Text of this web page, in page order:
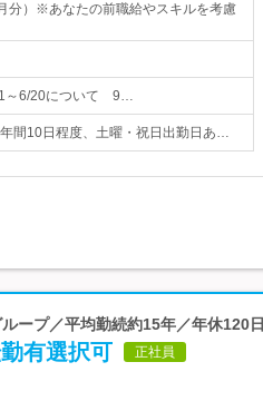
分）※あなたの前職給やスキルを考慮
～6/20について 9…
間10日程度、土曜・祝日出勤日あ…
ープ／平均勤続約15年／年休120日
有選択可 正社員